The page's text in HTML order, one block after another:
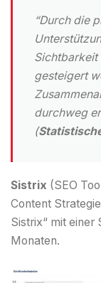
“Durch die
Sichtbarkeit
gesteigert
durchweg
(
Sistrix (SEO
Content
Sistrix“ mit einer
Monaten.